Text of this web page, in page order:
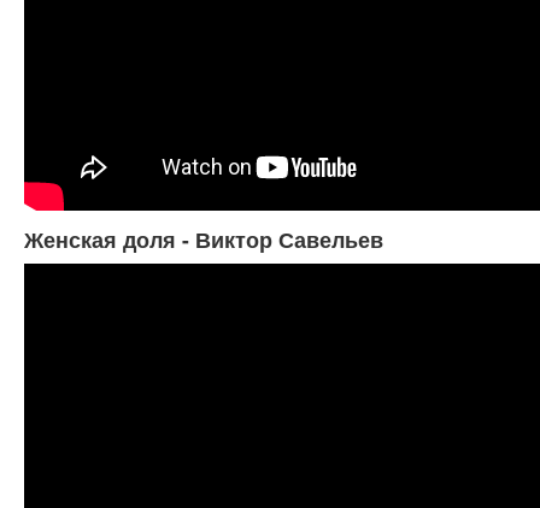
Женская доля - Виктор Савельев